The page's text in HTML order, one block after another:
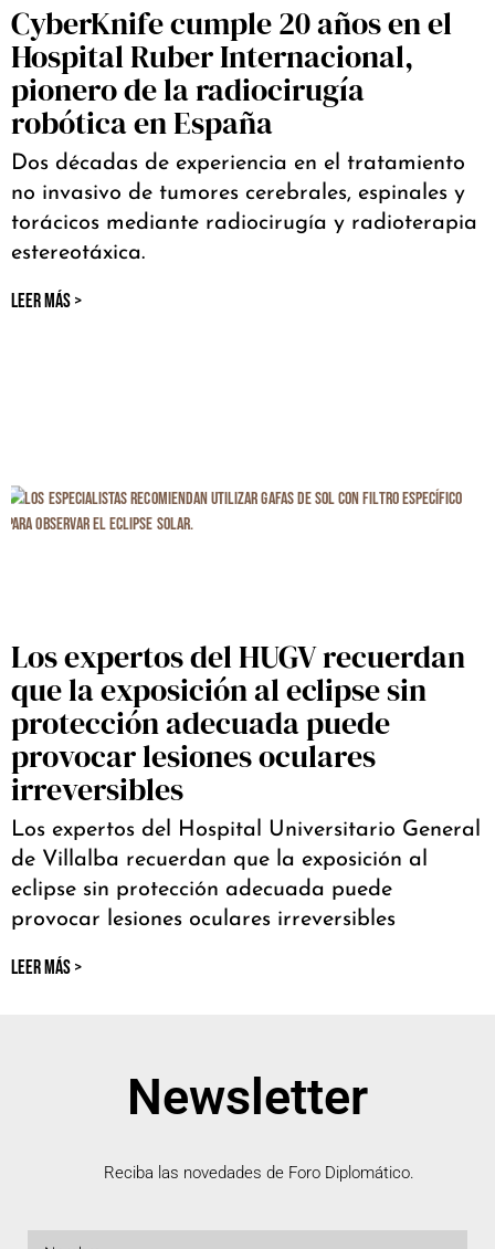
CyberKnife cumple 20 años en el
Hospital Ruber Internacional,
pionero de la radiocirugía
robótica en España
Dos décadas de experiencia en el tratamiento
no invasivo de tumores cerebrales, espinales y
torácicos mediante radiocirugía y radioterapia
estereotáxica.
LEER MÁS >
Los expertos del HUGV recuerdan
que la exposición al eclipse sin
protección adecuada puede
provocar lesiones oculares
irreversibles
Los expertos del Hospital Universitario General
de Villalba recuerdan que la exposición al
eclipse sin protección adecuada puede
provocar lesiones oculares irreversibles
LEER MÁS >
Newsletter
Reciba las novedades de Foro Diplomático.